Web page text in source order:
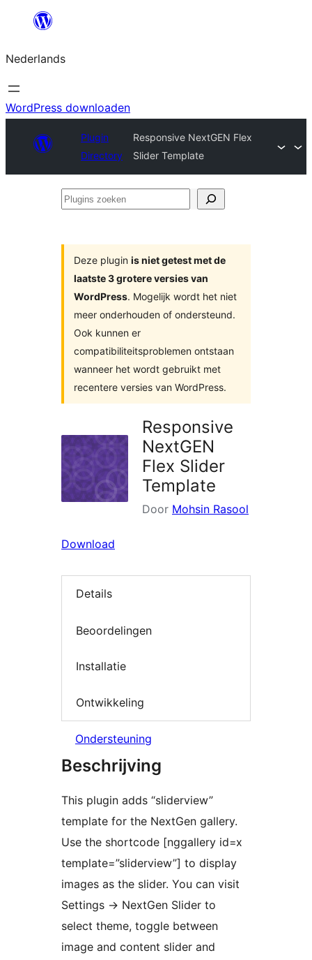
de
inhoud
Nederlands
WordPress downloaden
Plugin
Directory
Responsive NextGEN Flex
Slider Template
Plugins
Deze plugin is niet getest met de
laatste 3 grotere versies van
WordPress. Mogelijk wordt het niet
meer onderhouden of ondersteund.
Ook kunnen er
compatibiliteitsproblemen ontstaan
wanneer het wordt gebruikt met
recentere versies van WordPress.
Responsive
NextGEN
Flex Slider
Template
Door Mohsin Rasool
Download
Details
Beoordelingen
Installatie
Ontwikkeling
Ondersteuning
Beschrijving
This plugin adds “sliderview”
template for the NextGen gallery.
Use the shortcode [nggallery id=x
template=”sliderview”] to display
images as the slider. You can visit
Settings -> NextGen Slider to
select theme, toggle between
image and content slider and